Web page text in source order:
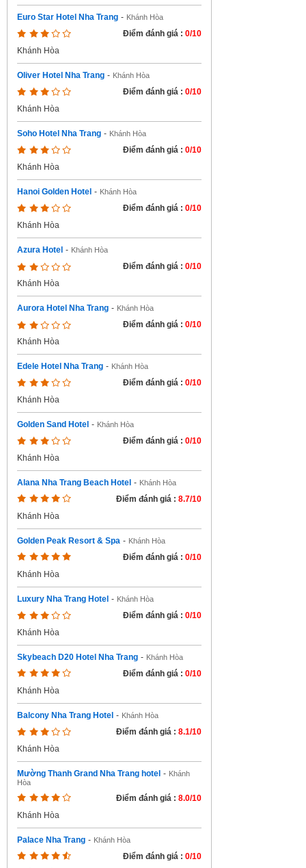
Euro Star Hotel Nha Trang - Khánh Hòa
Điểm đánh giá : 0/10
Khánh Hòa
Oliver Hotel Nha Trang - Khánh Hòa
Điểm đánh giá : 0/10
Khánh Hòa
Soho Hotel Nha Trang - Khánh Hòa
Điểm đánh giá : 0/10
Khánh Hòa
Hanoi Golden Hotel - Khánh Hòa
Điểm đánh giá : 0/10
Khánh Hòa
Azura Hotel - Khánh Hòa
Điểm đánh giá : 0/10
Khánh Hòa
Aurora Hotel Nha Trang - Khánh Hòa
Điểm đánh giá : 0/10
Khánh Hòa
Edele Hotel Nha Trang - Khánh Hòa
Điểm đánh giá : 0/10
Khánh Hòa
Golden Sand Hotel - Khánh Hòa
Điểm đánh giá : 0/10
Khánh Hòa
Alana Nha Trang Beach Hotel - Khánh Hòa
Điểm đánh giá : 8.7/10
Khánh Hòa
Golden Peak Resort & Spa - Khánh Hòa
Điểm đánh giá : 0/10
Khánh Hòa
Luxury Nha Trang Hotel - Khánh Hòa
Điểm đánh giá : 0/10
Khánh Hòa
Skybeach D20 Hotel Nha Trang - Khánh Hòa
Điểm đánh giá : 0/10
Khánh Hòa
Balcony Nha Trang Hotel - Khánh Hòa
Điểm đánh giá : 8.1/10
Khánh Hòa
Mường Thanh Grand Nha Trang hotel - Khánh
Hòa
Điểm đánh giá : 8.0/10
Khánh Hòa
Palace Nha Trang - Khánh Hòa
Điểm đánh giá : 0/10